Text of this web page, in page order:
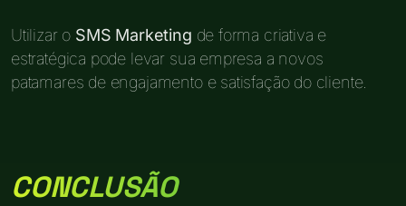
Utilizar o SMS Marketing de forma criativa e
estratégica pode levar sua empresa a novos
patamares de engajamento e satisfação do cliente.
CONCLUSÃO